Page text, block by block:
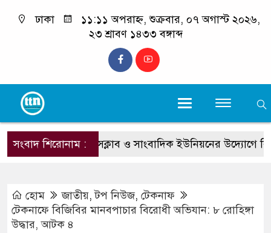
ঢাকা
১১:১১ অপরাহ্ন, শুক্রবার, ০৭ অগাস্ট ২০২৬,
২৩ শ্রাবণ ১৪৩৩ বঙ্গাব্দ
সংবাদ শিরোনাম :
কক্সবাজার প্রেসক্লাব ও সাংবাদিক ইউনিয়নের উদ্যোগে বিনামূল্যে
হোম জাতীয়,টপ নিউজ, টেকনাফ
টেকনাফে বিজিবির মানবপাচার বিরোধী অভিযান: ৮ রোহিঙ্গা
উদ্ধার, আটক ৪